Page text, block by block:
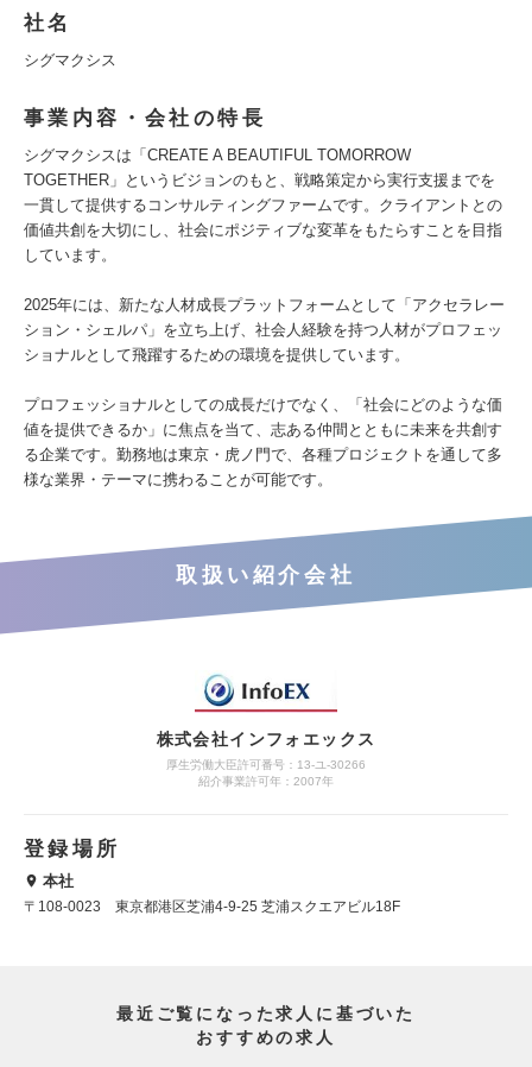
社名
シグマクシス
事業内容・会社の特長
シグマクシスは「CREATE A BEAUTIFUL TOMORROW
TOGETHER」というビジョンのもと、戦略策定から実行支援までを
一貫して提供するコンサルティングファームです。クライアントとの
価値共創を大切にし、社会にポジティブな変革をもたらすことを目指
しています。
2025年には、新たな人材成長プラットフォームとして「アクセラレー
ション・シェルパ」を立ち上げ、社会人経験を持つ人材がプロフェッ
ショナルとして飛躍するための環境を提供しています。
プロフェッショナルとしての成長だけでなく、「社会にどのような価
値を提供できるか」に焦点を当て、志ある仲間とともに未来を共創す
る企業です。勤務地は東京・虎ノ門で、各種プロジェクトを通して多
様な業界・テーマに携わることが可能です。
取扱い紹介会社
株式会社インフォエックス
厚生労働大臣許可番号：13-ユ-30266
紹介事業許可年：2007年
登録場所
本社
〒108-0023 東京都港区芝浦4-9-25 芝浦スクエアビル18F
最近ご覧になった求人に基づいた
おすすめの求人